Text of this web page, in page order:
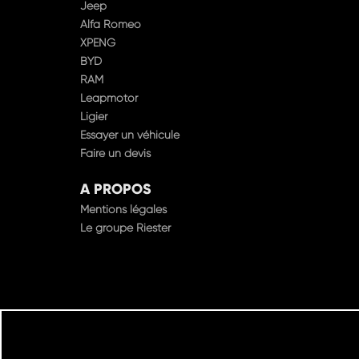
Jeep
Alfa Romeo
XPENG
BYD
RAM
Leapmotor
Ligier
Essayer un véhicule
Faire un devis
A PROPOS
Mentions légales
Le groupe Riester